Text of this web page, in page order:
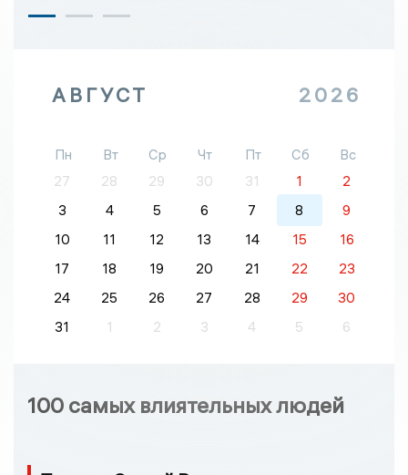
АВГУСТ 2026
Пн Вт Ср Чт Пт Сб
Вс
27
28 29 30 31 1
2
3
4 5 6 7 8
9
10
11 12 13 14 15
16
17
18 19 20 21 22
23
24
25 26 27 28 29
30
31
1 2 3 4 5 6
100 самых влиятельных людей